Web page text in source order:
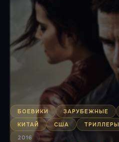
БОЕВИКИ ЗАРУБЕЖНЫЕ
КИТАЙ
США ТРИЛЛЕРЫ
2016